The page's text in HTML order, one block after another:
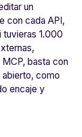
un
con cada API,
tuvieras 1.000
basta con
como
encaje y